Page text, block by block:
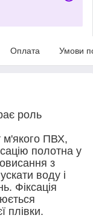
Оплата Умови
роль
м'якого ПВХ,
полотна у
з
воду і
Фіксація
плівки.